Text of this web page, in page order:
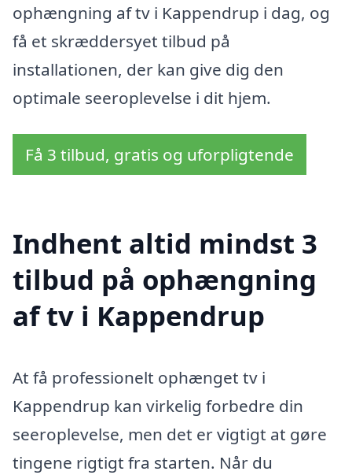
ophængning af tv i Kappendrup i dag, og
få et skræddersyet tilbud på
installationen, der kan give dig den
optimale seeroplevelse i dit hjem.
Få 3 tilbud, gratis og uforpligtende
Indhent altid mindst 3
tilbud på ophængning
af tv i Kappendrup
At få professionelt ophænget tv i
Kappendrup kan virkelig forbedre din
seeroplevelse, men det er vigtigt at gøre
tingene rigtigt fra starten. Når du